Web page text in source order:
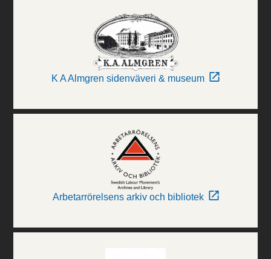
K A Almgren sidenväveri & museum
Arbetarrörelsens arkiv och bibliotek